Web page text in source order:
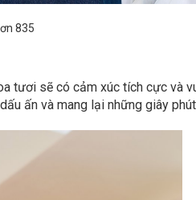
835
tươi sẽ có cảm xúc tích cực và
ấn và mang lại những giây